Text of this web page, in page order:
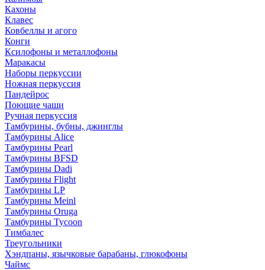
Кахоны
Клавес
Ковбеллы и агого
Конги
Ксилофоны и металлофоны
Маракасы
Наборы перкуссии
Ножная перкуссия
Пандейрос
Поющие чаши
Ручная перкуссия
Тамбурины, бубны, джинглы
Тамбурины Alice
Тамбурины Pearl
Тамбурины BFSD
Тамбурины Dadi
Тамбурины Flight
Тамбурины LP
Тамбурины Meinl
Тамбурины Oruga
Тамбурины Tycoon
Тимбалес
Треугольники
Хэндпаны, язычковые барабаны, глюкофоны
Чаймс